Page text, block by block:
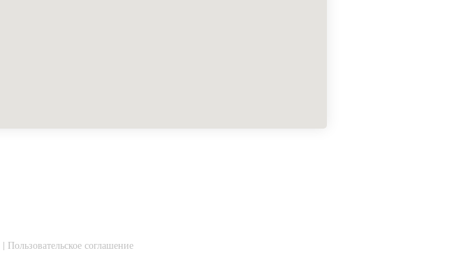
| Пользовательское соглашение